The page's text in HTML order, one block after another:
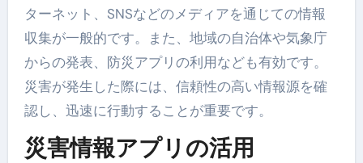
ターネット、SNSなどのメディアを通じての情報
収集が一般的です。また、地域の自治体や気象庁
からの発表、防災アプリの利用なども有効です。
災害が発生した際には、信頼性の高い情報源を確
認し、迅速に行動することが重要です。
災害情報アプリの活用